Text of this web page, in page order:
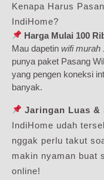
Kenapa Harus
IndiHome?
Harga Mulai 100
Mau dapetin wifi murah
punya paket Pasang
yang pengen koneksi
banyak.
Jaringan Luas &
IndiHome udah
nggak perlu takut
makin nyaman buat
online!